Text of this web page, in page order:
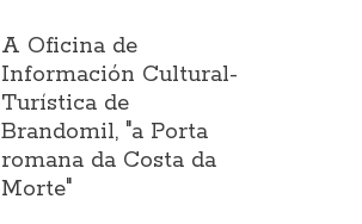
A Oficina de
Información Cultural-
Turística de
Brandomil, "a Porta
romana da Costa da
Morte"